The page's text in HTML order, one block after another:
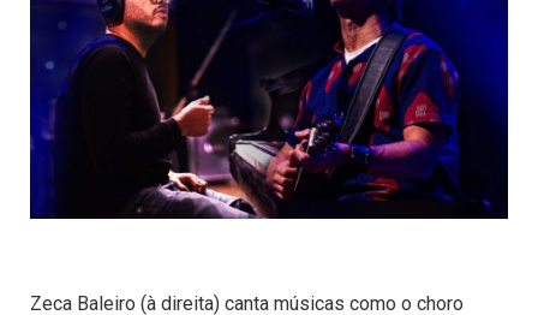
Zeca Baleiro (à direita) canta músicas como o choro